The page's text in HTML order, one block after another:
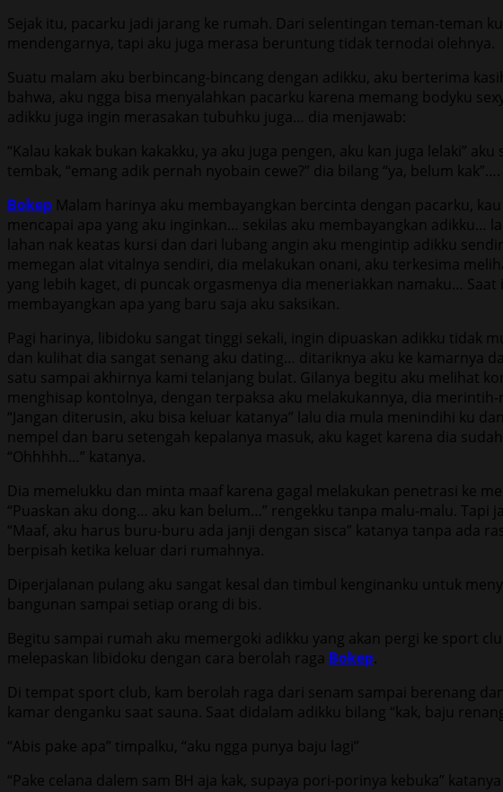
Sejak itu, pacarku jadi jarang ke rumah. Dari selentingan teman-teman
mendengarnya, tapi aku juga merasa beruntung tidak ternodai olehnya.
Suatu malam aku berbincang-bincang dengan adikku, aku berterima
bahwa, aku ngga bisa menyalahkan pacarku karena memang bodyku
adikku juga ingin merasakan tubuhku juga… dia menjawab:
“Kalau kakak bukan kakakku, ya aku juga pengen, aku kan juga lelaki”
tembak, “emang adik pernah nyobain cewe?” dia bilang “ya, belum
Bokep Malam harinya aku membayangkan bercinta dengan pacarku,
mencapai apa yang aku inginkan… sekilas aku membayangkan
lahan nak keatas kursi dan dari lubang angin aku mengintip adikku
memegan alat vitalnya sendiri, dia melakukan onani, aku terkesima
yang lebih kaget, di puncak orgasmenya dia meneriakkan namaku…
membayangkan apa yang baru saja aku saksikan.
Pagi harinya, libidoku sangat tinggi sekali, ingin dipuaskan adikku tidak
dan kulihat dia sangat senang aku dating… ditariknya aku ke kamarnya
satu sampai akhirnya kami telanjang bulat. Gilanya begitu aku melihat
menghisap kontolnya, dengan terpaksa aku melakukannya, dia
“Jangan diterusin, aku bisa keluar katanya” lalu dia mula menindihi ku
nempel dan baru setengah kepalanya masuk, aku kaget karena dia
“Ohhhhh…” katanya.
Dia memelukku dan minta maaf karena gagal melakukan penetrasi ke
“Puaskan aku dong… aku kan belum…” rengekku tanpa malu-malu. Tapi
“Maaf, aku harus buru-buru ada janji dengan sisca” katanya tanpa ada
berpisah ketika keluar dari rumahnya.
Diperjalanan pulang aku sangat kesal dan timbul kenginanku untuk
bangunan sampai setiap orang di bis.
Begitu sampai rumah aku memergoki adikku yang akan pergi ke sport
melepaskan libidoku dengan cara berolah raga Bokep.
Di tempat sport club, kam berolah raga dari senam sampai berenang
kamar denganku saat sauna. Saat didalam adikku bilang “kak, baju
“Abis pake apa” timpalku, “aku ngga punya baju lagi”
“Pake celana dalem sam BH aja kak, supaya pori-porinya kebuka” katanya